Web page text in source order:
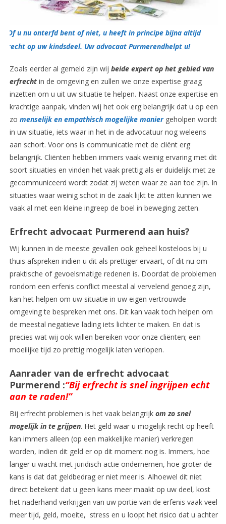
Of u nu onterfd bent of niet, u heeft in principe bijna altijd
recht op uw kindsdeel. Uw advocaat Purmerendhelpt u!
Zoals eerder al gemeld zijn wij beide expert op het gebied van
erfrechtin de omgeving en zullen we onze expertise graag
inzetten om u uit uw situatie te helpen. Naast onze expertise en
krachtige aanpak, vinden wij het ook erg belangrijk dat u op een
zo menselijk en empathisch mogelijke manier geholpen wordt
in uw situatie, iets waar in het in de advocatuur nog weleens
aan schort. Voor ons is communicatie met de cliënt erg
belangrijk. Cliënten hebben immers vaak weinig ervaring met dit
soort situaties en vinden het vaak prettig als er duidelijk met ze
gecommuniceerd wordt zodat zij weten waar ze aan toe zijn. In
situaties waar weinig schot in de zaak lijkt te zitten kunnen we
vaak al met een kleine ingreep de boel in beweging zetten.
Erfrecht advocaat Purmerend aan huis?
Wij kunnen in de meeste gevallen ook geheel kosteloos bij u
thuis afspreken indien u dit als prettiger ervaart, of dit nu om
praktische of gevoelsmatige redenen is. Doordat de problemen
rondom een erfenis conflict meestal al vervelend genoeg zijn,
kan het helpen om uw situatie in uw eigen vertrouwde
omgeving te bespreken met ons. Dit kan vaak toch helpen om
de meestal negatieve lading iets lichter te maken. En dat is
precies wat wij ook willen bereiken voor onze cliënten; een
moeilijke tijd zo prettig mogelijk laten verlopen.
Aanrader van de erfrecht advocaat
Purmerend :“Bij erfrecht is snel ingrijpen echt
aan te raden!”
Bij erfrecht problemen is het vaak belangrijk om zo snel
mogelijk in te grijpen. Het geld waar u mogelijk recht op heeft
kan immers alleen (op een makkelijke manier) verkregen
worden, indien dit geld er op dit moment nog is. Immers, hoe
langer u wacht met juridisch actie ondernemen, hoe groter de
kans is dat dat geldbedrag er niet meer is. Alhoewel dit niet
direct betekent dat u geen kans meer maakt op uw deel, kost
het naderhand verkrijgen van uw portie van de erfenis vaak veel
meer tijd, geld, moeite, stress en u loopt het risico dat u achter